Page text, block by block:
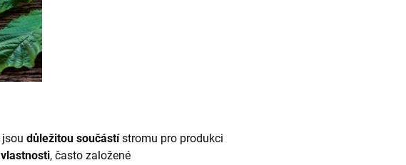
jsou důležitou součástístromu pro produkci
vlastnosti, často založené